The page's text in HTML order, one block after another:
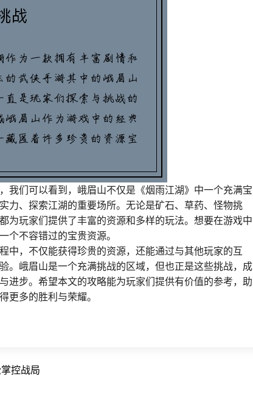
我们可以看到，峨眉山不仅是《烟雨江湖》中一个充满宝
力、探索江湖的重要场所。无论是矿石、草药、怪物挑
为玩家们提供了丰富的资源和多样的玩法。想要在游戏中
个不容错过的宝贵资源。
中，不仅能获得珍贵的资源，还能通过与其他玩家的互
。峨眉山是一个充满挑战的区域，但也正是这些挑战，成
进步。希望本文的攻略能为玩家们提供有价值的参考，助
更多的胜利与荣耀。
控战局